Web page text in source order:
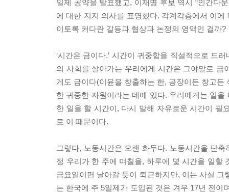
일제 공약을 발표했고, 이재명 후보 역시 “인간다
에 대한 지지 의사를 표명했다. 각계각층에서 이
이토록 커다란 갈등과 협상과 논쟁의 영역인 걸까?
‘시간은 금이다.’ 시간이 귀중함을 직설적으로 드
의 사회를 살아가는 우리에게 시간은 그야말로
게도 금이다(이윤을 창출하는 한, 공장이든 창고
한 귀중한 자원이라는 데에 있다. 우리에게는 일
한 일을 할 시간이, 다시 말해 자유로운 시간이 필
로 이 때문이다.
그렇다, 노동시간은 오랜 화두다. 노동시간을 단축
정 우리가 한 주에 며칠을, 하루에 몇 시간을 일할
금요일이면 날아갈 듯이 퇴근하지만, 이는 사실
는 한국에 주 5일제가 도입된 것은 겨우 17년 전